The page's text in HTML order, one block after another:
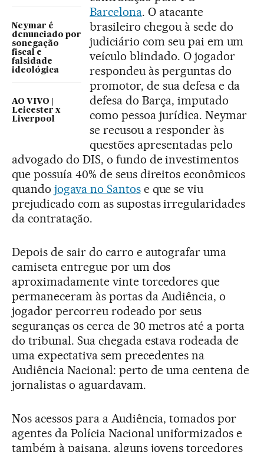
Neymar é
denunciado por
sonegação
fiscal e
falsidade
ideológica
AO VIVO |
Leicester x
Liverpool
Barcelona. O atacante
brasileiro chegou à sede do
judiciário com seu pai em um
veículo blindado. O jogador
respondeu às perguntas do
promotor, de sua defesa e da
defesa do Barça, imputado
como pessoa jurídica. Neymar
se recusou a responder às
questões apresentadas pelo
advogado do DIS, o fundo de investimentos
que possuía 40% de seus direitos econômicos
quando jogava no Santose que se viu
prejudicado com as supostas irregularidades
da contratação.
Depois de sair do carro e autografar uma
camiseta entregue por um dos
aproximadamente vinte torcedores que
permaneceram às portas da Audiência, o
jogador percorreu rodeado por seus
seguranças os cerca de 30 metros até a porta
do tribunal. Sua chegada estava rodeada de
uma expectativa sem precedentes na
Audiência Nacional: perto de uma centena de
jornalistas o aguardavam.
Nos acessos para a Audiência, tomados por
agentes da Polícia Nacional uniformizados e
também à paisana, alguns jovens torcedores